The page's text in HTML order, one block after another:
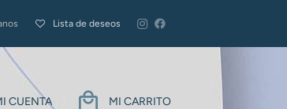
Lista de deseos
CUENTA MI CARRITO